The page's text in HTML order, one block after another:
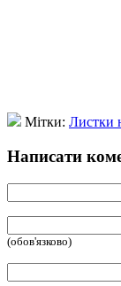
Мітки: Листки
Написати
(обов'язково)